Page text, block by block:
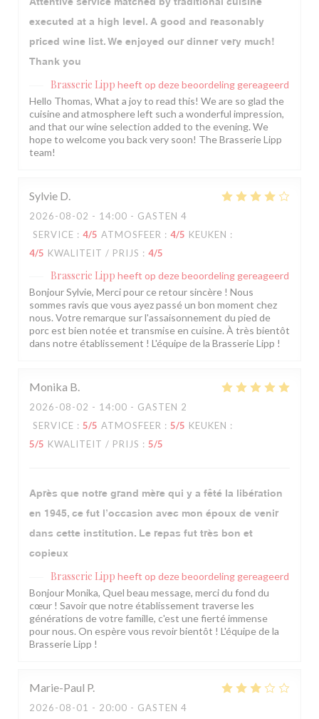
executed at a high level. A good and reasonably
priced wine list. We enjoyed our dinner very much!
Thank you
Brasserie Lipp heeft op deze beoordeling gereageerd
Hello Thomas, What a joy to read this! We are so glad the
cuisine and atmosphere left such a wonderful impression,
and that our wine selection added to the evening. We
hope to welcome you back very soon! The Brasserie Lipp
team!
Sylvie D
2026-08-02 - 14:00 - GASTEN 4
SERVICE : 4/5 ATMOSFEER : 4/5 KEUKEN :
4/5 KWALITEIT / PRIJS : 4/5
Brasserie Lipp heeft op deze beoordeling gereageerd
Bonjour Sylvie, Merci pour ce retour sincère ! Nous
sommes ravis que vous ayez passé un bon moment chez
nous. Votre remarque sur l'assaisonnement du pied de
porc est bien notée et transmise en cuisine. À très bientôt
dans notre établissement ! L'équipe de la Brasserie Lipp !
Monika B
2026-08-02 - 14:00 - GASTEN 2
SERVICE : 5/5 ATMOSFEER : 5/5 KEUKEN :
5/5 KWALITEIT / PRIJS : 5/5
Après que notre grand mère qui y a fêté la libération
en 1945, ce fut l’occasion avec mon époux de venir
dans cette institution. Le repas fut très bon et
copieux
Brasserie Lipp heeft op deze beoordeling gereageerd
Bonjour Monika, Quel beau message, merci du fond du
cœur ! Savoir que notre établissement traverse les
générations de votre famille, c'est une fierté immense
pour nous. On espère vous revoir bientôt ! L'équipe de la
Brasserie Lipp !
Marie-Paul P
2026-08-01 - 20:00 - GASTEN 4